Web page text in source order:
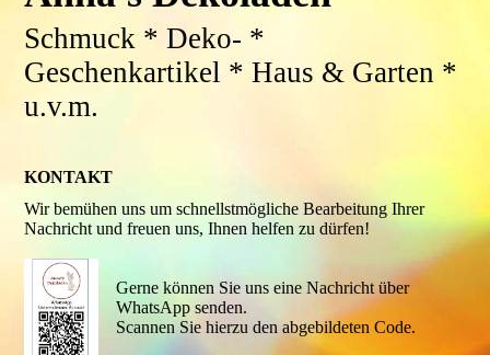
Schmuck * Deko- *
Geschenkartikel * Haus & Garten *
u.v.m.
KONTAKT
Wir bemühen uns um schnellstmögliche Bearbeitung Ihrer
Nachricht und freuen uns, Ihnen helfen zu dürfen!
Gerne können Sie uns eine Nachricht über
WhatsApp senden.
Scannen Sie hierzu den abgebildeten Code.